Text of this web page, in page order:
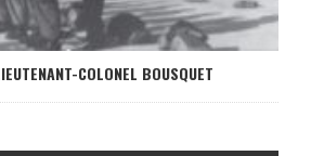
COLONEL BOUSQUET